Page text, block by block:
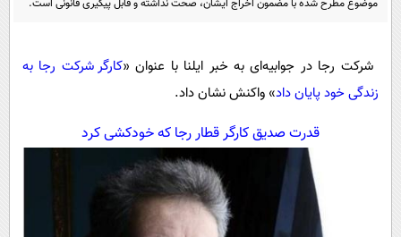
سرگرمی
گوناگون
محیط زیست
سلامت
فرهنگی
پیامک
آشپزی
دانلود
موضوع مطرح شده با مضمون اخراج ایشان، صحت نداشته و قابل پیگیری قانونی است.
شرکت رجا در جوابیه‌ای به خبر ایلنا با عنوان «کارگر شرکت رجا به
زندگی خود پایان داد» واکنش نشان داد.
قدرت صدیق کارگر قطار رجا که خودکشی کرد